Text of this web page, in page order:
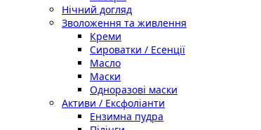
Нічний догляд
Зволоження та живлення
Креми
Сироватки / Есенції
Масло
Маски
Одноразові маски
Активи / Ексфоліанти
Ензимна пудра